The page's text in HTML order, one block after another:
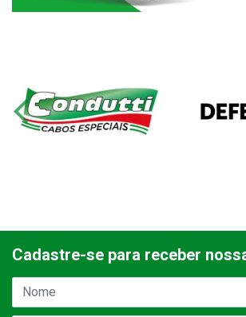
Cadastre-se para receber